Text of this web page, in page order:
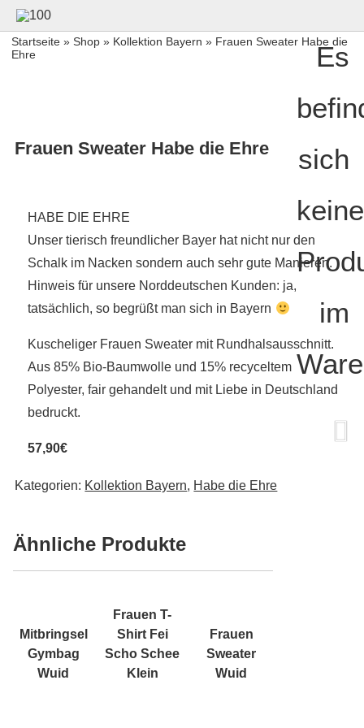
Es
sich
keine
im
Startseite» Shop» Kollektion Bayern » Frauen Sweater Habe die
Ehre
Frauen Sweater Habe die Ehre
HABE DIE EHRE
Unser tierisch freundlicher Bayer hat nicht nur den
Schalk im Nacken sondern auch sehr gute Manieren.
Hinweis für unsere Norddeutschen Kunden: ja,
tatsächlich, so begrüßt man sich in Bayern
Kuscheliger Frauen Sweater mit Rundhalsausschnitt.
Aus 85% Bio-Baumwolle und 15% recyceltem
Polyester, fair gehandelt und mit Liebe in Deutschland
bedruckt.
57,90€
Kategorien: Kollektion Bayern, Habe die Ehre
Ähnliche Produkte
Mitbringsel
Gymbag
Wuid
Frauen T-
Shirt Fei
Scho Schee
Klein
Frauen
Sweater
Wuid